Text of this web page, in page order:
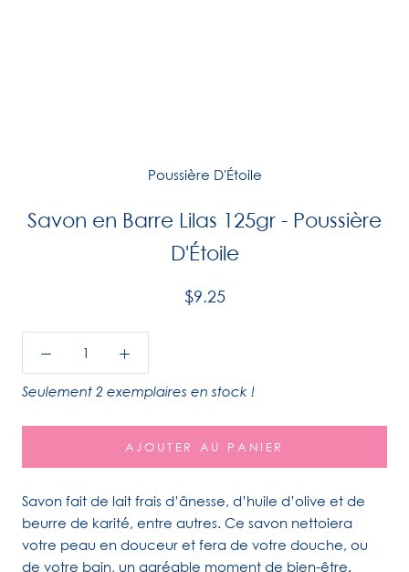
Poussière D'Étoile
Savon en Barre Lilas 125gr - Poussière
D'Étoile
$9.25
Seulement 2 exemplaires en stock !
AJOUTER AU PANIER
Savon fait de lait frais d’ânesse, d’huile d’olive et de
beurre de karité, entre autres. Ce savon nettoiera
votre peau en douceur et fera de votre douche, ou
de votre bain, un agréable moment de bien-être.